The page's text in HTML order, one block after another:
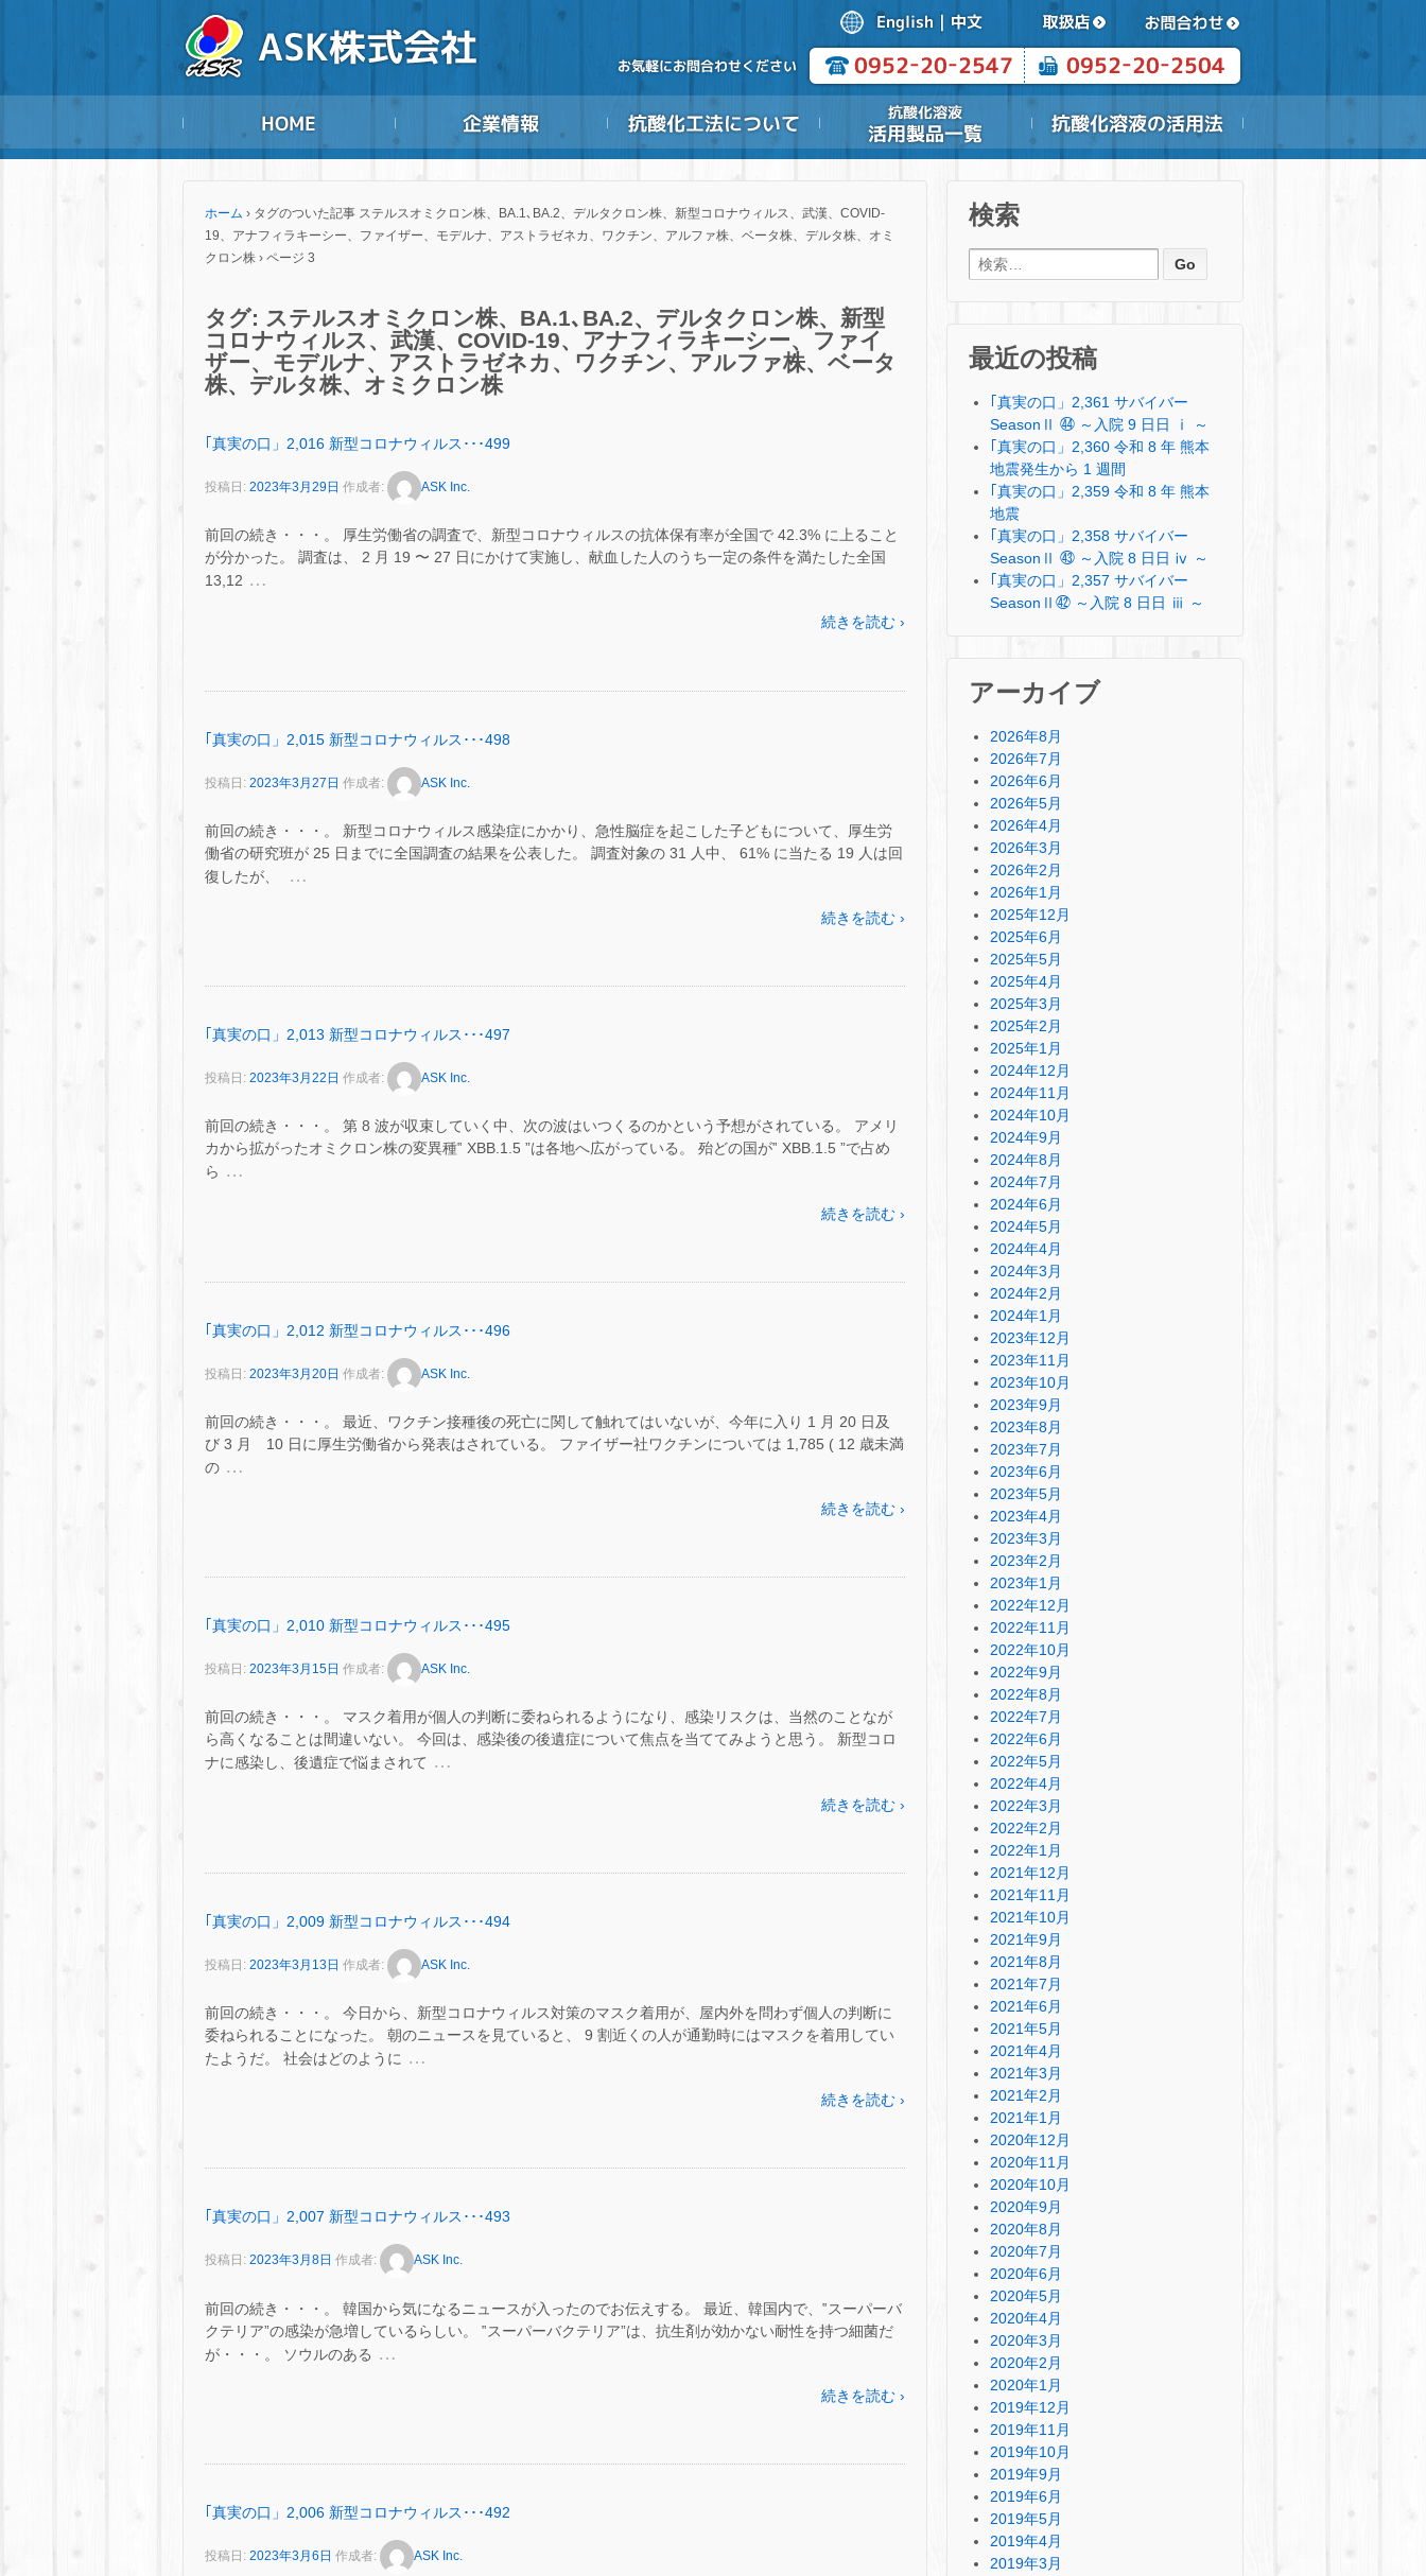
ホーム › タグのついた記事 ステルスオミクロン株、BA.1､BA.2、デルタクロン株、新型コロナウィルス、武漢、COVID-
19、アナフィラキーシー、ファイザー、モデルナ、アストラゼネカ、ワクチン、アルファ株、ベータ株、デルタ株、オミ
クロン株 › ページ 3
タグ: ステルスオミクロン株、BA.1､BA.2、デルタクロン株、新型
コロナウィルス、武漢、COVID-19、アナフィラキーシー、ファイ
ザー、モデルナ、アストラゼネカ、ワクチン、アルファ株、ベータ
株、デルタ株、オミクロン株
｢真実の口」2,016 新型コロナウィルス･･･499
投稿日: 2023年3月29日 作成者: ASK Inc.
前回の続き・・・。 厚生労働省の調査で、新型コロナウィルスの抗体保有率が全国で 42.3% に上ること
が分かった。 調査は、 2 月 19 〜 27 日にかけて実施し、献血した人のうち一定の条件を満たした全国
13,12 …
続きを読む ›
｢真実の口」2,015 新型コロナウィルス･･･498
投稿日: 2023年3月27日 作成者: ASK Inc.
前回の続き・・・。 新型コロナウィルス感染症にかかり、急性脳症を起こした子どもについて、厚生労
働省の研究班が 25 日までに全国調査の結果を公表した。 調査対象の 31 人中、 61% に当たる 19 人は回
復したが、
…
続きを読む ›
｢真実の口」2,013 新型コロナウィルス･･･497
投稿日: 2023年3月22日 作成者: ASK Inc.
前回の続き・・・。 第 8 波が収束していく中、次の波はいつくるのかという予想がされている。 アメリ
カから拡がったオミクロン株の変異種‟ XBB.1.5 ”は各地へ広がっている。 殆どの国が‟ XBB.1.5 ”で占め
ら …
続きを読む ›
｢真実の口」2,012 新型コロナウィルス･･･496
投稿日: 2023年3月20日 作成者: ASK Inc.
前回の続き・・・。 最近、ワクチン接種後の死亡に関して触れてはいないが、今年に入り 1 月 20 日及
び 3 月 10 日に厚生労働省から発表はされている。 ファイザー社ワクチンについては 1,785 ( 12 歳未満
の …
続きを読む ›
｢真実の口」2,010 新型コロナウィルス･･･495
投稿日: 2023年3月15日 作成者: ASK Inc.
前回の続き・・・。 マスク着用が個人の判断に委ねられるようになり、感染リスクは、当然のことなが
ら高くなることは間違いない。 今回は、感染後の後遺症について焦点を当ててみようと思う。 新型コロ
ナに感染し、後遺症で悩まされて …
続きを読む ›
｢真実の口」2,009 新型コロナウィルス･･･494
投稿日: 2023年3月13日 作成者: ASK Inc.
前回の続き・・・。 今日から、新型コロナウィルス対策のマスク着用が、屋内外を問わず個人の判断に
委ねられることになった。 朝のニュースを見ていると、 9 割近くの人が通勤時にはマスクを着用してい
たようだ。 社会はどのように …
続きを読む ›
｢真実の口」2,007 新型コロナウィルス･･･493
投稿日: 2023年3月8日 作成者: ASK Inc.
前回の続き・・・。 韓国から気になるニュースが入ったのでお伝えする。 最近、韓国内で、‟スーパーバ
クテリア”の感染が急増しているらしい。 ‟スーパーバクテリア”は、抗生剤が効かない耐性を持つ細菌だ
が・・・。 ソウルのある …
続きを読む ›
｢真実の口」2,006 新型コロナウィルス･･･492
投稿日: 2023年3月6日 作成者: ASK Inc.
検索
検索:
最近の投稿
｢真実の口」2,361 サバイバー
SeasonⅡ ㊹ ～入院 9 日日 ⅰ ～
｢真実の口」2,360 令和 8 年 熊本
地震発生から 1 週間
｢真実の口」2,359 令和 8 年 熊本
地震
｢真実の口」2,358 サバイバー
SeasonⅡ ㊸ ～入院 8 日日 ⅳ ～
｢真実の口」2,357 サバイバー
SeasonⅡ㊷ ～入院 8 日日 ⅲ ～
アーカイブ
2026年8月
2026年7月
2026年6月
2026年5月
2026年4月
2026年3月
2026年2月
2026年1月
2025年12月
2025年6月
2025年5月
2025年4月
2025年3月
2025年2月
2025年1月
2024年12月
2024年11月
2024年10月
2024年9月
2024年8月
2024年7月
2024年6月
2024年5月
2024年4月
2024年3月
2024年2月
2024年1月
2023年12月
2023年11月
2023年10月
2023年9月
2023年8月
2023年7月
2023年6月
2023年5月
2023年4月
2023年3月
2023年2月
2023年1月
2022年12月
2022年11月
2022年10月
2022年9月
2022年8月
2022年7月
2022年6月
2022年5月
2022年4月
2022年3月
2022年2月
2022年1月
2021年12月
2021年11月
2021年10月
2021年9月
2021年8月
2021年7月
2021年6月
2021年5月
2021年4月
2021年3月
2021年2月
2021年1月
2020年12月
2020年11月
2020年10月
2020年9月
2020年8月
2020年7月
2020年6月
2020年5月
2020年4月
2020年3月
2020年2月
2020年1月
2019年12月
2019年11月
2019年10月
2019年9月
2019年6月
2019年5月
2019年4月
2019年3月